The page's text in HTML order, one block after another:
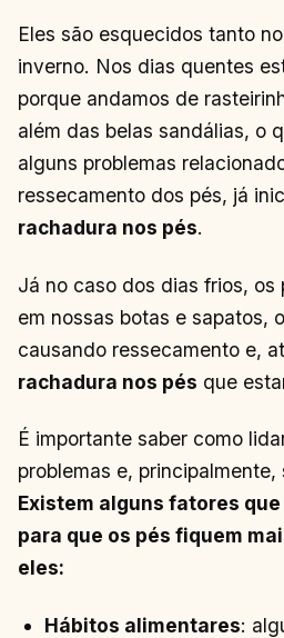
Eles são esquecidos tanto
inverno. Nos dias quentes
porque andamos de
além das belas sandálias, o
alguns problemas
ressecamento dos pés, já
rachadura nos pés.
Já no caso dos dias frios,
em nossas botas e sapatos,
causando ressecamento e,
rachadura nos pés que
É importante saber como
problemas e, principalmente,
Existem alguns fatores
para que os pés fiquem
eles:
Hábitos alimentares: